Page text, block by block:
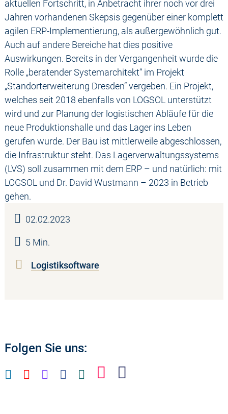
aktuellen Fortschritt, in Anbetracht ihrer noch vor drei
Jahren vorhandenen Skepsis gegenüber einer komplett
agilen ERP-Implementierung, als außergewöhnlich gut.
Auch auf andere Bereiche hat dies positive
Auswirkungen. Bereits in der Vergangenheit wurde die
Rolle „beratender Systemarchitekt“ im Projekt
„Standorterweiterung Dresden“ vergeben. Ein Projekt,
welches seit 2018 ebenfalls von LOGSOL unterstützt
wird und zur Planung der logistischen Abläufe für die
neue Produktionshalle und das Lager ins Leben
gerufen wurde. Der Bau ist mittlerweile abgeschlossen,
die Infrastruktur steht. Das Lagerverwaltungssystems
(LVS) soll zusammen mit dem ERP – und natürlich: mit
LOGSOL und Dr. David Wustmann – 2023 in Betrieb
gehen.
02.02.2023
5 Min.
Logistiksoftware
Folgen Sie uns: